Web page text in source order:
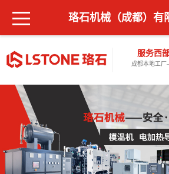
服务西
成都本地工厂
珞石机械（成都）有